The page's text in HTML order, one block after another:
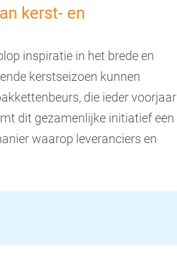
kerst- en
inspiratie in het brede en
kerstseizoen kunnen
die ieder voorjaar
dit gezamenlijke initiatief een
waarop leveranciers en